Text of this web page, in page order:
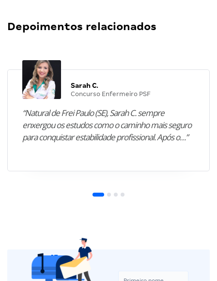
Depoimentos relacionados
Sarah C.
Concurso Enfermeiro PSF
“Natural de Frei Paulo (SE), Sarah C. sempre
enxergou os estudos como o caminho mais seguro
para conquistar estabilidade profissional. Após o…”